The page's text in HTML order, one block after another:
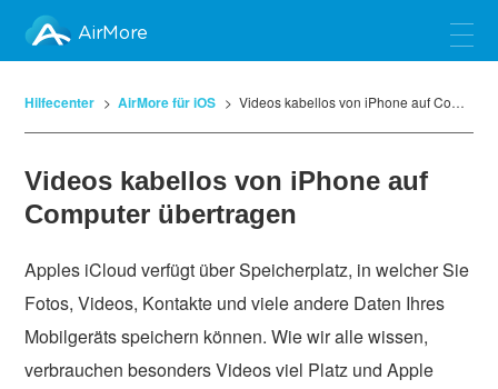
AirMore
Hilfecenter AirMore für iOS Videos kabellos von iPhone auf Computer übertragen
Videos kabellos von iPhone auf
Computer übertragen
Apples iCloud verfügt über Speicherplatz, in welcher Sie
Fotos, Videos, Kontakte und viele andere Daten Ihres
Mobilgeräts speichern können. Wie wir alle wissen,
verbrauchen besonders Videos viel Platz und Apple